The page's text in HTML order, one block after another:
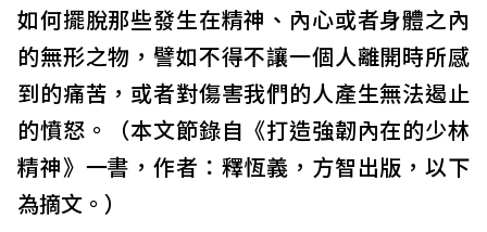
如何擺脫那些發生在精神、內心或者身體之內
的無形之物，譬如不得不讓一個人離開時所感
到的痛苦，或者對傷害我們的人產生無法遏止
的憤怒。（本文節錄自《打造強韌內在的少林
精神》一書，作者：釋恆義，方智出版，以下
為摘文。）